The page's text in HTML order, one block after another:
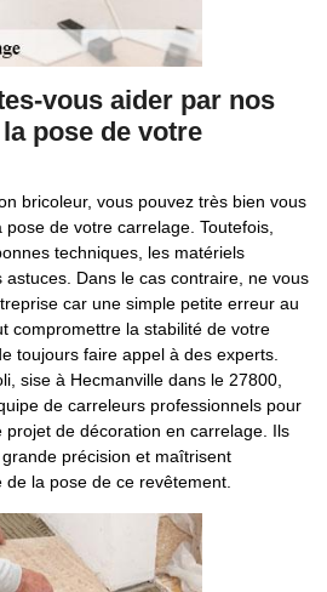
vous aider par nos
pose de votre
bricoleur, vous pouvez très bien vous
de votre carrelage. Toutefois,
techniques, les matériels
astuces. Dans le cas contraire, ne vous
car une simple petite erreur au
compromettre la stabilité de votre
toujours faire appel à des experts.
sise à Hecmanville dans le 27800,
de carreleurs professionnels pour
de décoration en carrelage. Ils
précision et maîtrisent
la pose de ce revêtement.